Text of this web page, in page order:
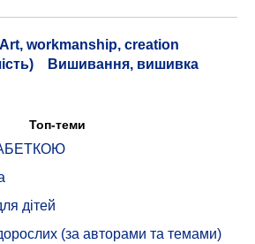
Art, workmanship, creation
Вишивання, вишивка
Топ-теми
дітей
(за авторами та темами)